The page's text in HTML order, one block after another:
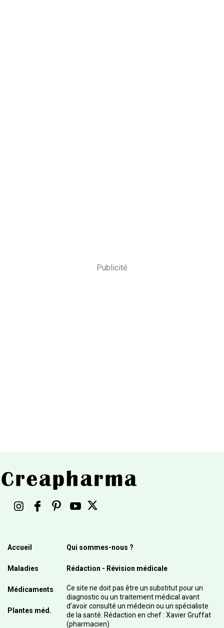
Publicité
Accueil
Maladies
Médicaments
Plantes méd.
Qui sommes-nous ?
Rédaction - Révision médicale
Ce site ne doit pas être un substitut pour un
diagnostic ou un traitement médical avant
d’avoir consulté un médecin ou un spécialiste
de la santé. Rédaction en chef : Xavier Gruffat
(pharmacien)